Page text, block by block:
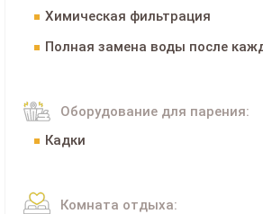
Химическая фильтрация
Полная замена воды после
Оборудование для парения:
Кадки
Комната отдыха: